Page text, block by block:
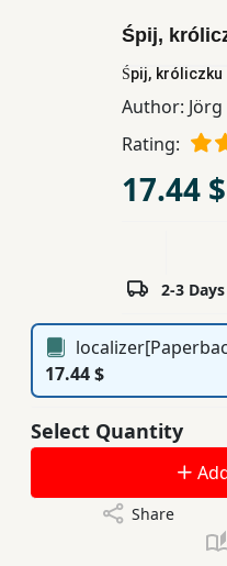
Ferdosi
Publishing
Services
Śpij,
Śpij, króliczku
Author:
Rating:
17.44 $
2-3 Days
17.44 $
Select Quantity
Share